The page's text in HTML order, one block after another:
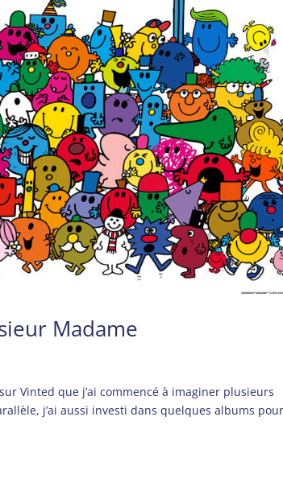
Madame
Vinted que j’ai commencé à imaginer plusieurs
j’ai aussi investi dans quelques albums